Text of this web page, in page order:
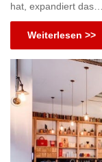
hat, expandiert das…
Weiterlesen >>